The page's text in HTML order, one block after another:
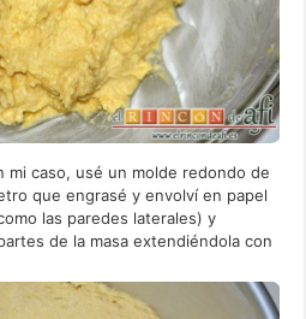
mi caso, usé un molde redondo de
que engrasé y envolví en papel
las paredes laterales) y
de la masa extendiéndola con